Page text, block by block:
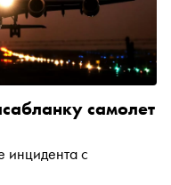
самолет
инцидента с